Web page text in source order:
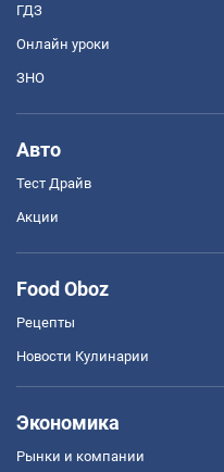
ГДЗ
Онлайн уроки
ЗНО
Авто
Тест Драйв
Акции
Food Oboz
Рецепты
Новости Кулинарии
Экономика
Рынки и компании